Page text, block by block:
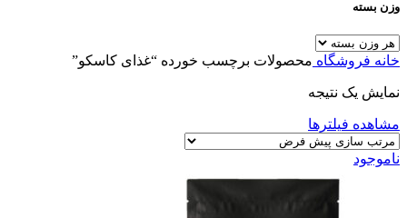
وزن بسته
خانه فروشگاه محصولات برچسب خورده “غذای کاسکو”
نمایش یک نتیجه
مشاهده فیلترها
ناموجود